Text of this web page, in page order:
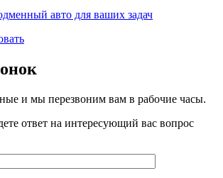
авто для ваших задач
и мы перезвоним вам в рабочие часы.
ответ на интересующий вас вопрос